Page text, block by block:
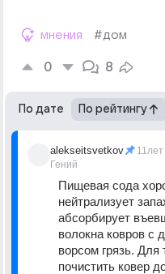
мнения #дом
0 8
По дате По рейтингу
alekseitsvetkov
Гений
11лет
Пищевая сода
нейтрализует
абсорбирует
волокна ковров с
ворсом грязь. Для
почистить ковер